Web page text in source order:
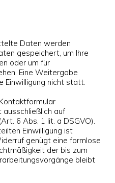
Daten werden
gespeichert, um Ihre
oder um für
Eine Weitergabe
Einwilligung nicht statt.
auf
6 Abs. 1 lit. a DSGVO).
Einwilligung ist
genügt eine formlose
der bis zum
bleibt